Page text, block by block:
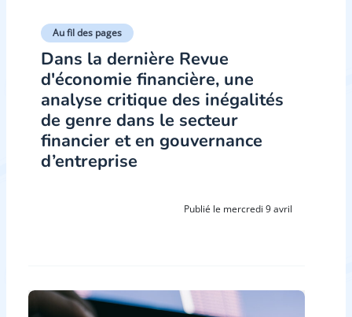
Au fil des pages
Dans la dernière Revue
d'économie financière, une
analyse critique des inégalités
de genre dans le secteur
financier et en gouvernance
d’entreprise
Publié le mercredi 9 avril